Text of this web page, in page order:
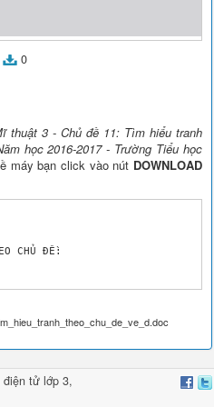
0
thuật 3 - Chủ đề 11: Tìm hiểu tranh
học 2016-2017 - Trường Tiểu học
máy bạn click vào nút DOWNLOAD
CHỦ ĐỀ:
thiếu nhi nước ngoài
tả hình ảnh, nhận biết được vẻ
được cảm nhận về sản phẩm
tổ chức
Liên Kết với tác phẩm
điện tử lớp 3,